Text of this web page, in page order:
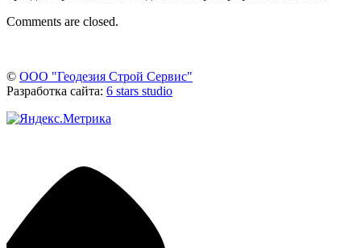
Comments are closed.
© ООО "Геодезия Строй Сервис"
Разработка сайта: 6 stars studio